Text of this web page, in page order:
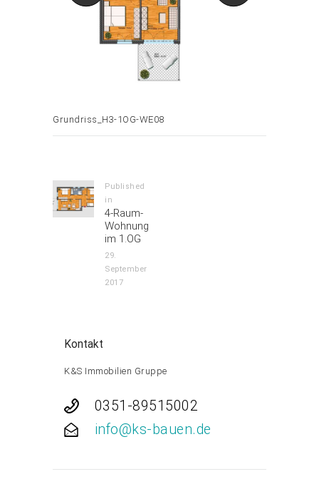
Grundriss_H3-1OG-WE08
Published
in
post:
4-Raum-
Wohnung
im 1.OG
29.
September
2017
Kontakt
K&S Immobilien Gruppe
0351-89515002
info@ks-bauen.de